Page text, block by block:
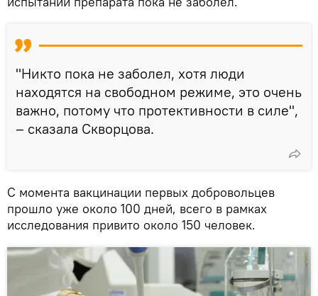
"Никто пока не заболел, хотя люди
находятся на свободном режиме, это очень
важно, потому что протективности в силе",
– сказала Скворцова.
С момента вакцинации первых добровольцев
прошло уже около 100 дней, всего в рамках
исследования привито около 150 человек.